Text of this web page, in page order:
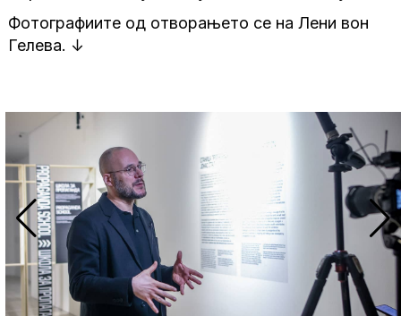
Фотографиите од отворањето се на Лени вон
Гелева. ↓